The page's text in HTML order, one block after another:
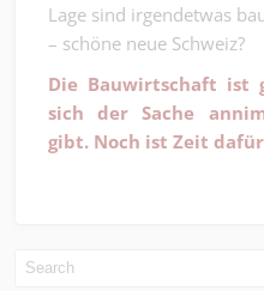
Lage sind irgendetwas
– schöne neue Schweiz?
Die Bauwirtschaft ist
sich der Sache
gibt. Noch ist Zeit